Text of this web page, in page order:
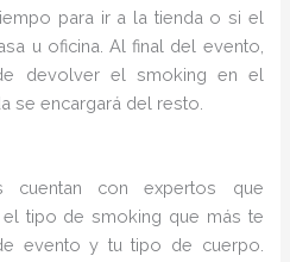
para ir a la tienda o si el
u oficina. Al final del evento,
devolver el smoking en el
se encargará del resto.
cuentan con expertos que
tipo de smoking que más te
evento y tu tipo de cuerpo.